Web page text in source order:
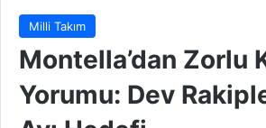
Milli Takım
Montella’dan Zorlu
Yorumu: Dev